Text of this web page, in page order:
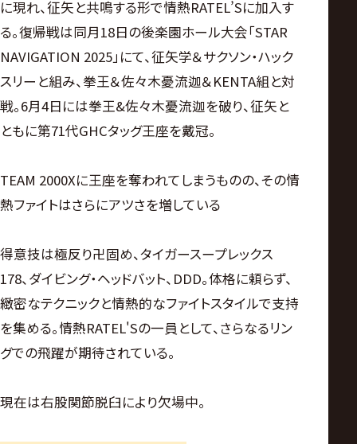
に現れ、征矢と共鳴する形で情熱RATEL’Sに加入す
る。復帰戦は同月18日の後楽園ホール大会「STAR
NAVIGATION 2025」にて、征矢学＆サクソン・ハック
スリーと組み、拳王＆佐々木憂流迦＆KENTA組と対
戦。6月4日には拳王&佐々木憂流迦を破り、征矢と
ともに第71代GHCタッグ王座を戴冠。
TEAM 2000Xに王座を奪われてしまうものの、その情
熱ファイトはさらにアツさを増している
得意技は極反り卍固め、タイガースープレックス
178、ダイビング・ヘッドバット、DDD。体格に頼らず、
緻密なテクニックと情熱的なファイトスタイルで支持
を集める。情熱RATEL'Sの一員として、さらなるリン
グでの飛躍が期待されている。
現在は右股関節脱臼により欠場中。